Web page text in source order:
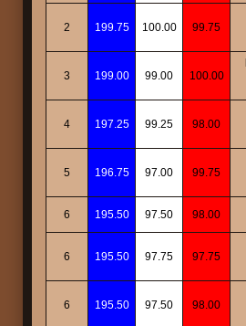
2 199.75 100.00 99.75
3 199.00 99.00 100.00
4 197.25 99.25 98.00
5 196.75 97.00 99.75
6 195.50 97.50 98.00
6 195.50 97.75 97.75
6 195.50 97.50 98.00